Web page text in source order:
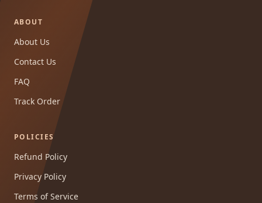
ABOUT
About Us
Contact Us
FAQ
Track Order
POLICIES
Refund Policy
Privacy Policy
Terms of Service